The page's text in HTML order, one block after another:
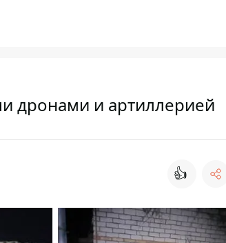
дронами и артиллерией
👍